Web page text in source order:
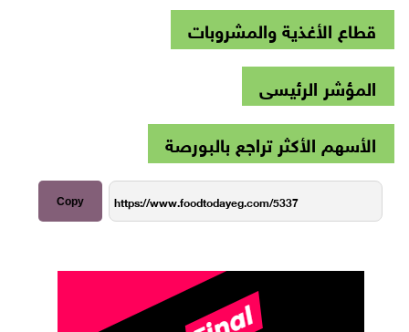
قطاع الأغذية والمشروبات
المؤشر الرئيسى
الأسهم الأكثر تراجع بالبورصة
Copy